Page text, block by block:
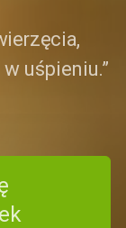
uśpieniu.”